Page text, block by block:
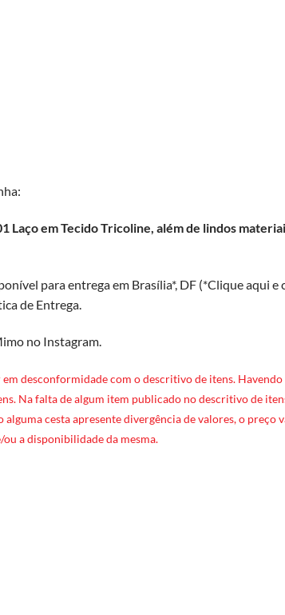
Laço em Tecido Tricoline, além de lindos
para entrega em Brasília*, DF (*Clique aqui e
de Entrega.
no Instagram.
desconformidade com o descritivo de itens.
Na falta de algum item publicado no descritivo de
cesta apresente divergência de valores, o preço
a disponibilidade da mesma.